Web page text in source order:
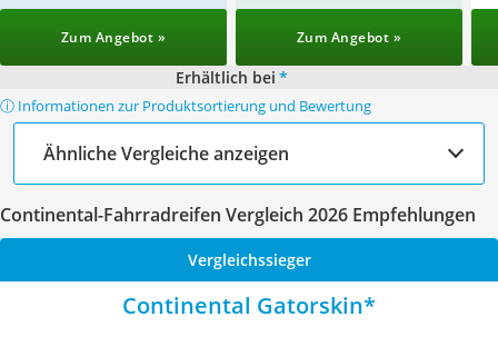
Zum Angebot » Zum Angebot »
Erhältlich bei *
ⓘ Informationen zur Produktsortierung und Bewertung
Ähnliche Vergleiche anzeigen
Continental-Fahrradreifen Vergleich 2026 Empfehlungen
Vergleichssieger
Continental Gatorskin